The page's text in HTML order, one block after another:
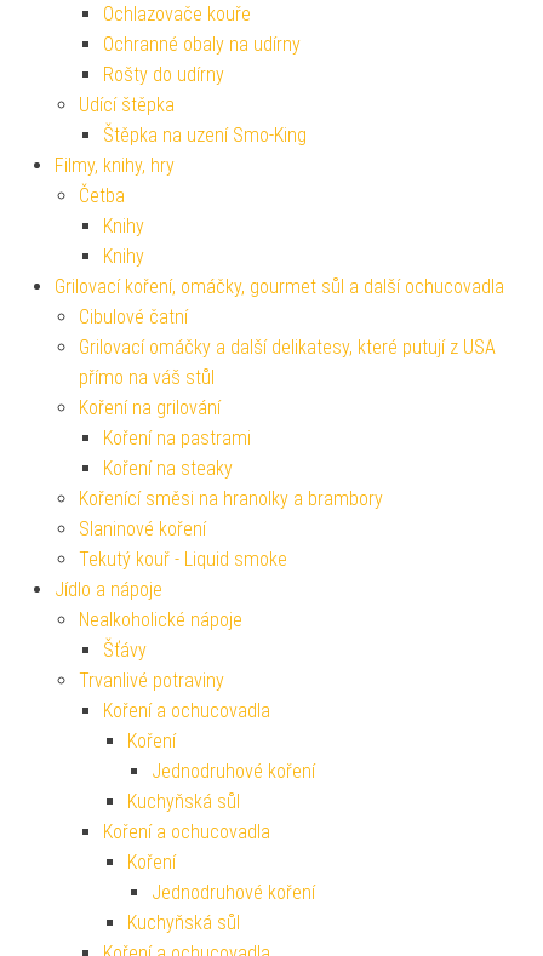
Ochlazovače kouře
Ochranné obaly na udírny
Rošty do udírny
Udící štěpka
Štěpka na uzení Smo-King
Filmy, knihy, hry
Četba
Knihy
Knihy
Grilovací koření, omáčky, gourmet sůl a další ochucovadla
Cibulové čatní
Grilovací omáčky a další delikatesy, které putují z USA
přímo na váš stůl
Koření na grilování
Koření na pastrami
Koření na steaky
Kořenící směsi na hranolky a brambory
Slaninové koření
Tekutý kouř - Liquid smoke
Jídlo a nápoje
Nealkoholické nápoje
Šťávy
Trvanlivé potraviny
Koření a ochucovadla
Koření
Jednodruhové koření
Kuchyňská sůl
Koření a ochucovadla
Koření
Jednodruhové koření
Kuchyňská sůl